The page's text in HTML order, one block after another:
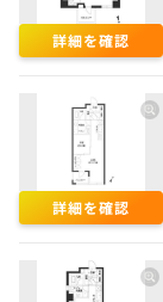
詳細を確認
詳細を確認